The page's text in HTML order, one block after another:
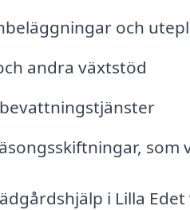
och
andra växtstöd
i Lilla